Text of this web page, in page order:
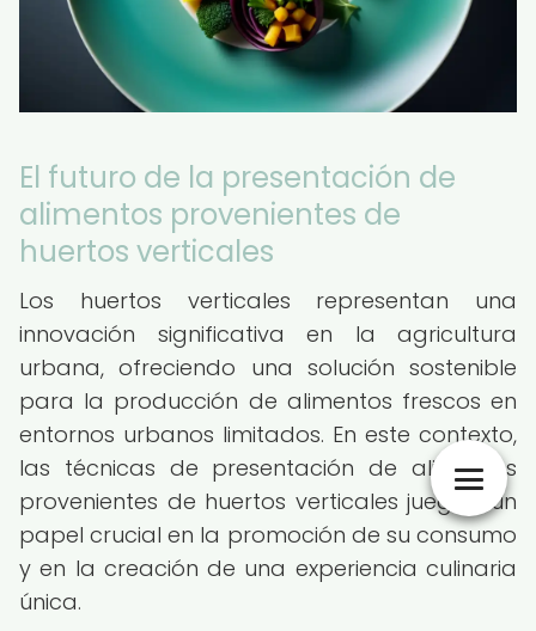
El futuro de la presentación de
alimentos provenientes de
huertos verticales
Los huertos verticales representan una
innovación significativa en la agricultura
urbana, ofreciendo una solución sostenible
para la producción de alimentos frescos en
entornos urbanos limitados. En este contexto,
las técnicas de presentación de alimentos
provenientes de huertos verticales juegan un
papel crucial en la promoción de su consumo
y en la creación de una experiencia culinaria
única.